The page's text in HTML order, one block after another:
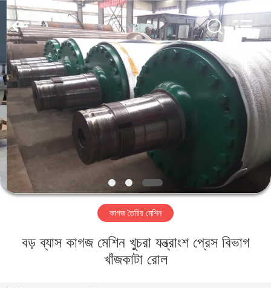
বাড়ি
পণ্য
আমাদের
সম্পর্কে
কারখানা
2026
HUATAO
LOVER
LTD.
Rights
Reserved.
কাগজ তৈরির মেশিন
বড় ব্যাস কাগজ মেশিন খুচরা যন্ত্রাংশ প্রেস বিভাগ
খাঁজকাটা রোল